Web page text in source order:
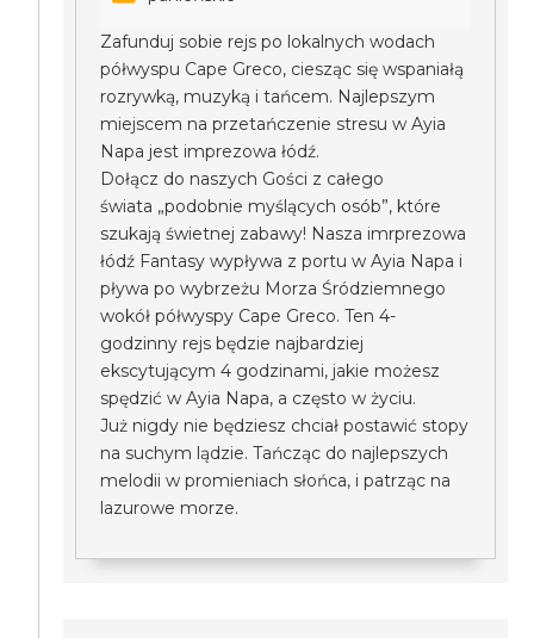
Zafunduj sobie rejs po lokalnych wodach
półwyspu Cape Greco, ciesząc się wspaniałą
rozrywką, muzyką i tańcem. Najlepszym
miejscem na przetańczenie stresu w Ayia
Napa jest imprezowa łódź.
Dołącz do naszych Gości z całego
świata „podobnie myślących osób”, które
szukają świetnej zabawy! Nasza imrprezowa
łódź Fantasy wypływa z portu w Ayia Napa i
pływa po wybrzeżu Morza Śródziemnego
wokół półwyspy Cape Greco. Ten 4-
godzinny rejs będzie najbardziej
ekscytującym 4 godzinami, jakie możesz
spędzić w Ayia Napa, a często w życiu.
Już nigdy nie będziesz chciał postawić stopy
na suchym lądzie. Tańcząc do najlepszych
melodii w promieniach słońca, i patrząc na
lazurowe morze.